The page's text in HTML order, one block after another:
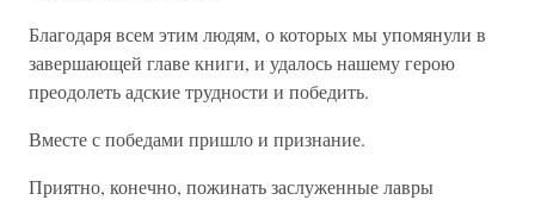
Благодаря всем этим людям, о которых мы упомянули в
завершающей главе книги, и удалось нашему герою
преодолеть адские трудности и победить.
Вместе с победами пришло и признание.
Приятно, конечно, пожинать заслуженные лавры